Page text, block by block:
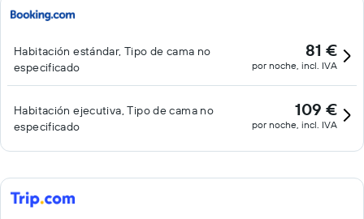
Habitación estándar, Tipo de cama no
especificado
81 €
por noche, incl. IVA
Habitación ejecutiva, Tipo de cama no
especificado
109 €
por noche, incl. IVA